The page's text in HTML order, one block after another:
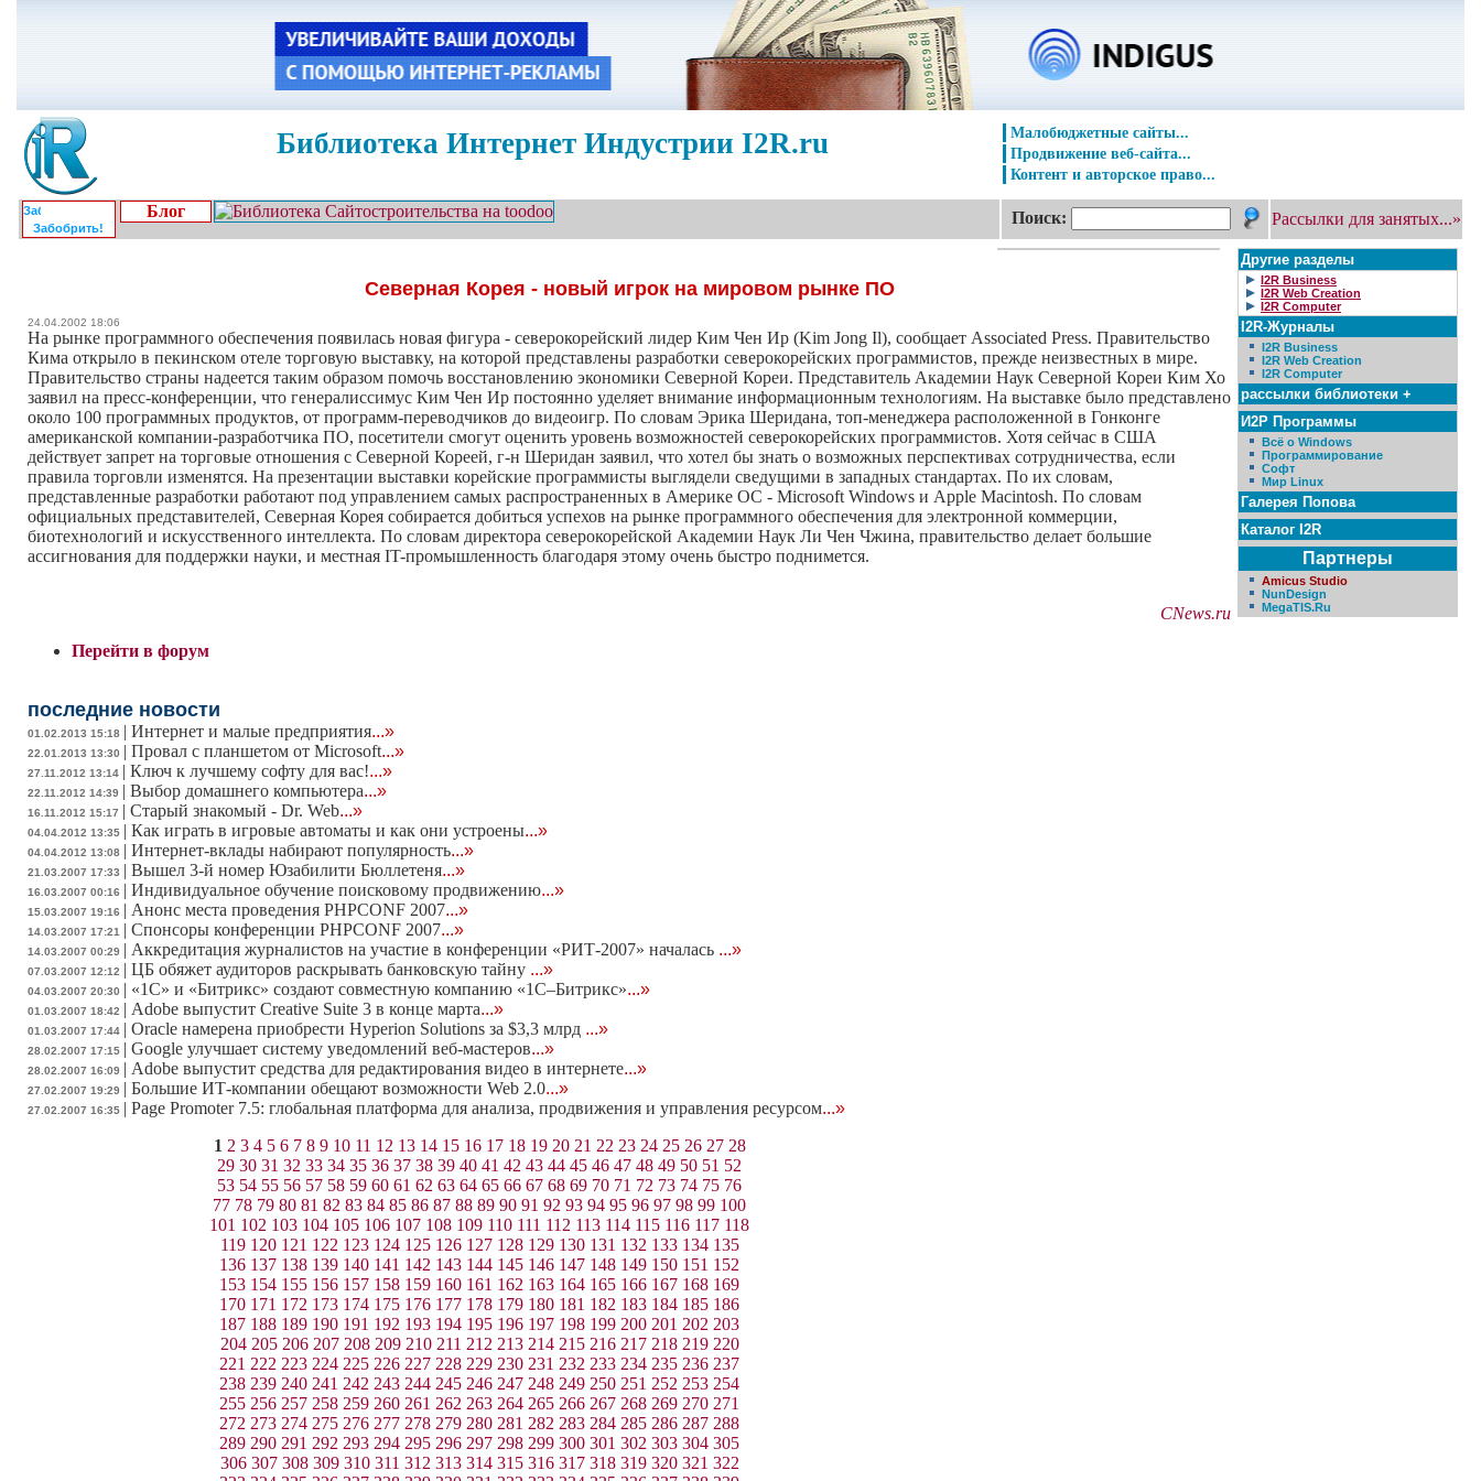
Библиотека Интернет Индустрии I2R.ru
Малобюджетные сайты...
Продвижение веб-сайта...
Контент и авторское право...
Забобрить!
Блог Поиск: Рассылки для занятых...»
Северная Корея - новый игрок на мировом рынке ПО
24.04.2002 18:06
На рынке программного обеспечения появилась новая фигура - северокорейский лидер Ким Чен Ир (Kim Jong Il), сообщает Аssociated Press. Правительство
Кима открыло в пекинском отеле торговую выставку, на которой представлены разработки северокорейских программистов, прежде неизвестных в мире.
Правительство страны надеется таким образом помочь восстановлению экономики Северной Кореи. Представитель Академии Наук Северной Кореи Ким Хо
заявил на пресс-конференции, что генералиссимус Ким Чен Ир постоянно уделяет внимание информационным технологиям. На выставке было представлено
около 100 программных продуктов, от программ-переводчиков до видеоигр. По словам Эрика Шеридана, топ-менеджера расположенной в Гонконге
американской компании-разработчика ПО, посетители смогут оценить уровень возможностей северокорейских программистов. Хотя сейчас в США
действует запрет на торговые отношения с Северной Кореей, г-н Шеридан заявил, что хотел бы знать о возможных перспективах сотрудничества, если
правила торговли изменятся. На презентации выставки корейские программисты выглядели сведущими в западных стандартах. По их словам,
представленные разработки работают под управлением самых распространенных в Америке ОС - Microsoft Windows и Apple Macintosh. По словам
официальных представителей, Северная Корея собирается добиться успехов на рынке программного обеспечения для электронной коммерции,
биотехнологий и искусственного интеллекта. По словам директора северокорейской Академии Наук Ли Чен Чжина, правительство делает большие
ассигнования для поддержки науки, и местная IT-промышленность благодаря этому очень быстро поднимется.
CNews.ru
Перейти в форум
последние новости
01.02.2013 15:18 | Интернет и малые предприятия...»
22.01.2013 13:30 | Провал с планшетом от Microsoft...»
27.11.2012 13:14 | Ключ к лучшему софту для вас!...»
22.11.2012 14:39 | Выбор домашнего компьютера...»
16.11.2012 15:17 | Старый знакомый - Dr. Web...»
04.04.2012 13:35 | Как играть в игровые автоматы и как они устроены...»
04.04.2012 13:08 | Интернет-вклады набирают популярность...»
21.03.2007 17:33 | Вышел 3-й номер Юзабилити Бюллетеня...»
16.03.2007 00:16 | Индивидуальное обучение поисковому продвижению...»
15.03.2007 19:16 | Анонс места проведения PHPCONF 2007...»
14.03.2007 17:21 | Спонсоры конференции PHPCONF 2007...»
14.03.2007 00:29 | Аккредитация журналистов на участие в конференции «РИТ-2007» началась ...»
07.03.2007 12:12 | ЦБ обяжет аудиторов раскрывать банковскую тайну ...»
04.03.2007 20:30 | «1С» и «Битрикс» создают совместную компанию «1С–Битрикс»...»
01.03.2007 18:42 | Adobe выпустит Creative Suite 3 в конце марта...»
01.03.2007 17:44 | Oracle намерена приобрести Hyperion Solutions за $3,3 млрд ...»
28.02.2007 17:15 | Google улучшает систему уведомлений веб-мастеров...»
28.02.2007 16:09 | Adobe выпустит средства для редактирования видео в интернете...»
27.02.2007 19:29 | Большие ИТ-компании обещают возможности Web 2.0...»
27.02.2007 16:35 | Page Promoter 7.5: глобальная платформа для анализа, продвижения и управления ресурсом...»
1 2 3 4 5 6 7 8 9 10 11 12 13 14 15 16 17 18 19 20 21 22 23 24 25 26 27 28
29 30 31 32 33 34 35 36 37 38 39 40 41 42 43 44 45 46 47 48 49 50 51 52
53 54 55 56 57 58 59 60 61 62 63 64 65 66 67 68 69 70 71 72 73 74 75 76
77 78 79 80 81 82 83 84 85 86 87 88 89 90 91 92 93 94 95 96 97 98 99 100
101 102 103 104 105 106 107 108 109 110 111 112 113 114 115 116 117 118
119 120 121 122 123 124 125 126 127 128 129 130 131 132 133 134 135
136 137 138 139 140 141 142 143 144 145 146 147 148 149 150 151 152
153 154 155 156 157 158 159 160 161 162 163 164 165 166 167 168 169
170 171 172 173 174 175 176 177 178 179 180 181 182 183 184 185 186
187 188 189 190 191 192 193 194 195 196 197 198 199 200 201 202 203
204 205 206 207 208 209 210 211 212 213 214 215 216 217 218 219 220
221 222 223 224 225 226 227 228 229 230 231 232 233 234 235 236 237
238 239 240 241 242 243 244 245 246 247 248 249 250 251 252 253 254
255 256 257 258 259 260 261 262 263 264 265 266 267 268 269 270 271
272 273 274 275 276 277 278 279 280 281 282 283 284 285 286 287 288
289 290 291 292 293 294 295 296 297 298 299 300 301 302 303 304 305
306 307 308 309 310 311 312 313 314 315 316 317 318 319 320 321 322
Другие разделы
I2R Business
I2R Web Creation
I2R Computer
I2R-Журналы
I2R Business
I2R Web Creation
I2R Computer
рассылки библиотеки +
И2Р Программы
Всё о Windows
Программирование
Софт
Мир Linux
Галерея Попова
Каталог I2R
Партнеры
Amicus Studio
NunDesign
MegaTIS.Ru